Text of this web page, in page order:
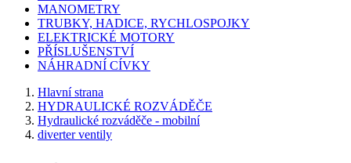
MANOMETRY
TRUBKY, HADICE, RYCHLOSPOJKY
ELEKTRICKÉ MOTORY
PŘÍSLUŠENSTVÍ
NÁHRADNÍ CÍVKY
Hlavní strana
HYDRAULICKÉ ROZVÁDĚČE
Hydraulické rozváděče - mobilní
diverter ventily